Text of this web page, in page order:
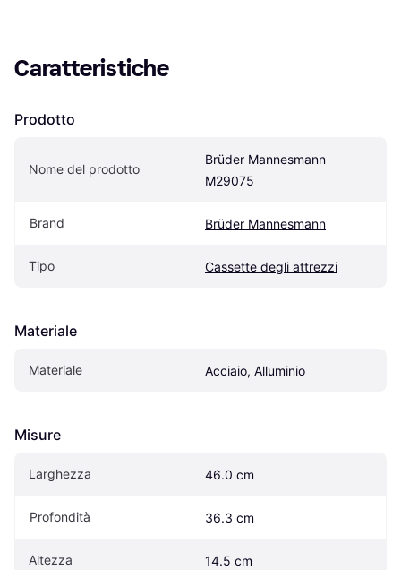
Caratteristiche
Prodotto
Nome del prodotto
Brüder Mannesmann
M29075
Brand Brüder Mannesmann
Tipo Cassette degli attrezzi
Materiale
Materiale Acciaio, Alluminio
Misure
Larghezza 46.0 cm
Profondità 36.3 cm
Altezza 14.5 cm